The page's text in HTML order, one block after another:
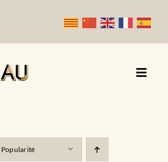
Popularité